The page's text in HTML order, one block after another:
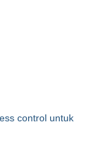
control untuk